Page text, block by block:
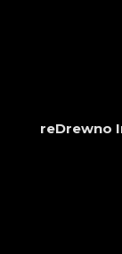
reDrewno